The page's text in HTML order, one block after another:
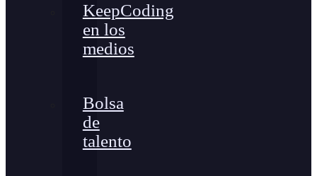
KeepCoding
en los
medios
Bolsa
de
talento